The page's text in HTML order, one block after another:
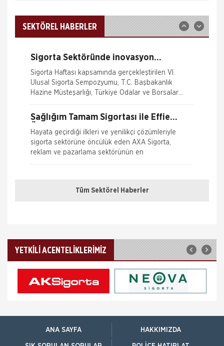
Yangın Hasarı ile ilgili Bilgiler
Kasko Hasar Dosyasında İstenilen Bilgiler
Kaza Tespit Tutanağı
Nakliye Hasarı İçin Gerekli Bilgiler
SEKTÖREL HABERLER
ile yayına başlamıştır. Müşterileri Sigorta Acentelerini
Sigorta Sektöründe inovasyon
Konuşuldu
Sigorta Haftası kapsamında gerçekleştirilen VI.
Ulusal Sigorta Sempozyumu, T.C. Başbakanlık
Hazine Müsteşarlığı, Türkiye Odalar ve Borsalar
Birliği (TOBB) ve Türkiye Si
Sağlığım Tamam Sigortası ile Effie
Ödülü!
Hayata geçirdiği ilkleri ve yenilikçi çözümleriyle
sigorta sektörüne öncülük eden AXA Sigorta,
reklam ve pazarlama sektörünün en
NN Hayat ve Emeklilik adına Nielsen tarafından ilki
Güvence Arıyor
Bireysel emeklilik ve hayat sigortası şirketi AvivaSA,
gençlerin bireysel emeklilik sistemine yaklaşımını ve
tasarruf alışkanlıklarını öğrenmek amacıyla, Yöntem
Araştır
İTO dan Sigorta Sektörü İçin Yol
Ekrem Demirtaş, düzenledikleri 'Sigorta Sektörü
Geleceğini Arıyor' arama konferansı ile sektöre yol
haritas�
Tüm Sektörel Haberler
YETKİLİ ACENTELİKLERİMİZ
ANA SAYFA HAKKIMIZDA